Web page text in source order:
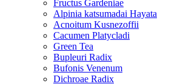
Fructus Gardeniae
Alpinia katsumadai Hayata
Acnoitum Kusnezoffii
Cacumen Platycladi
Green Tea
Bupleuri Radix
Bufonis Venenum
Dichroae Radix